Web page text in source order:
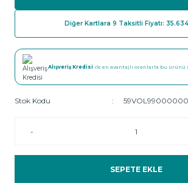
Diğer Kartlara 9 Taksitli Fiyatı:
Alışveriş Kredisi ile en avantajlı oranlarla bu ürünü
Stok Kodu 59VOL99000000
-
SEPETE EKLE